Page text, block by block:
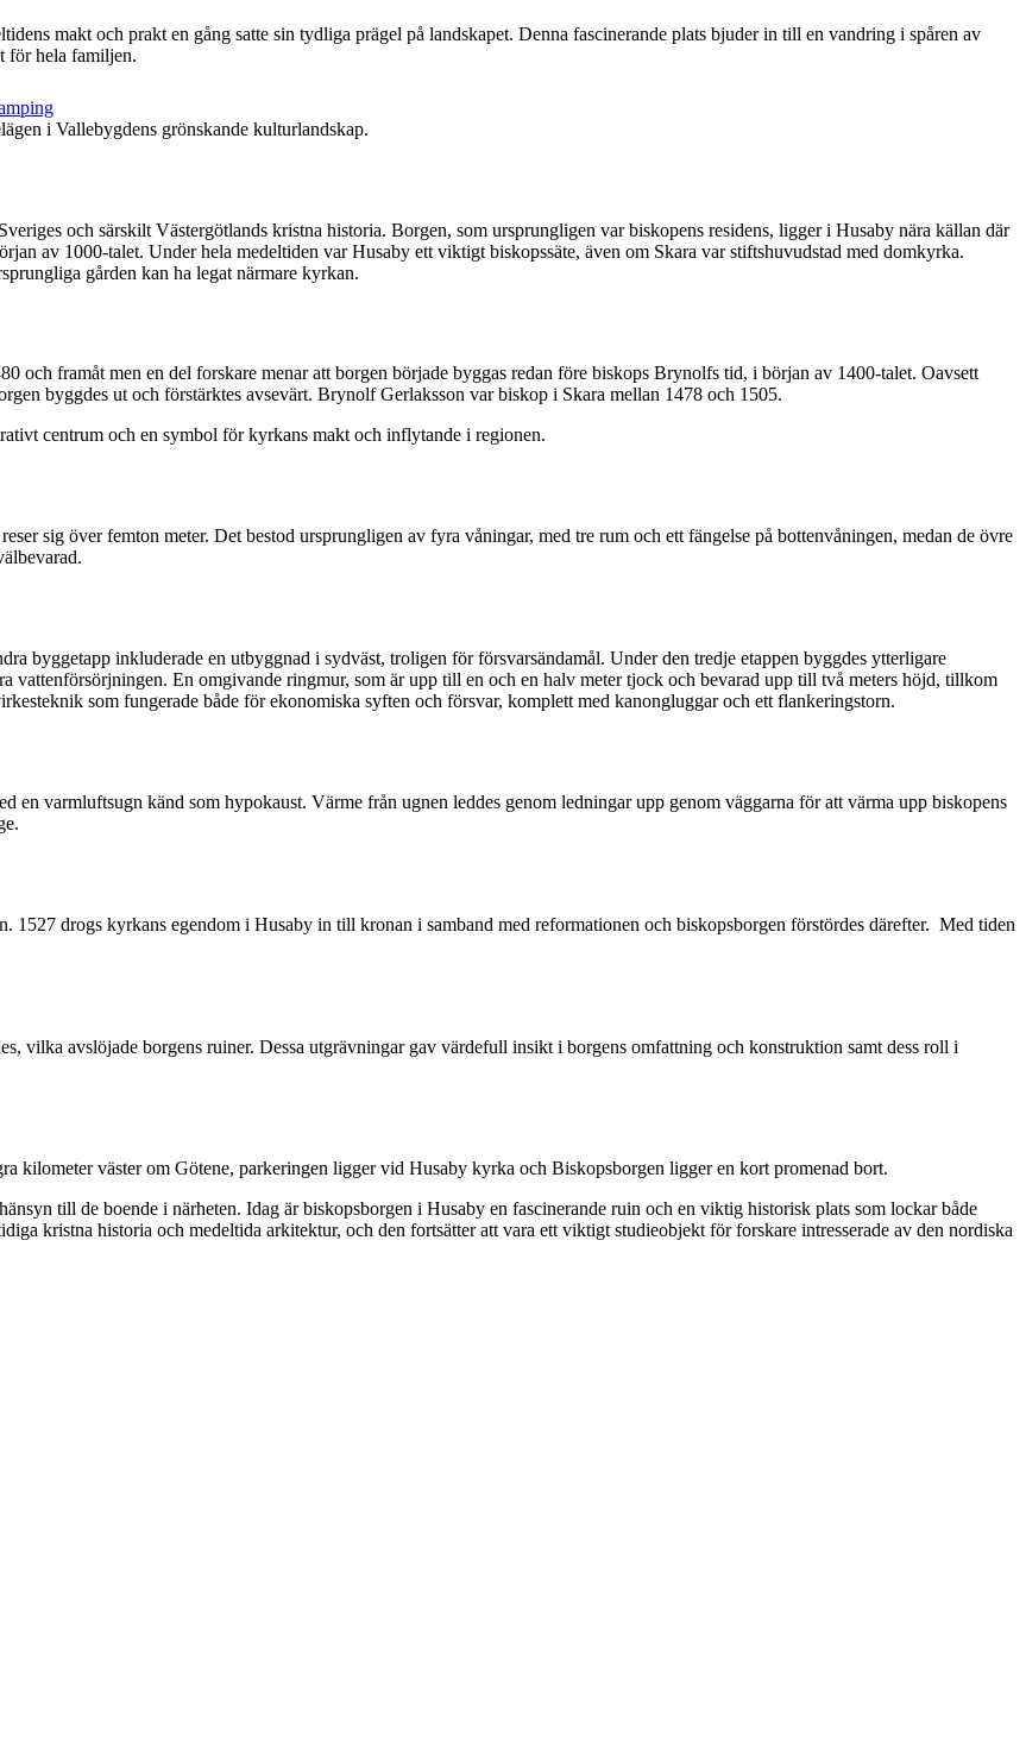
makt och prakt en gång satte sin tydliga prägel på landskapet. Denna fascinerande plats bjuder in till en vandring i spåren av
för hela familjen.
i Vallebygdens grönskande kulturlandskap.
och särskilt Västergötlands kristna historia. Borgen, som ursprungligen var biskopens residens, ligger i Husaby nära källan där
av 1000-talet. Under hela medeltiden var Husaby ett viktigt biskopssäte, även om Skara var stiftshuvudstad med domkyrka.
gården kan ha legat närmare kyrkan.
och framåt men en del forskare menar att borgen började byggas redan före biskops Brynolfs tid, i början av 1400-talet. Oavsett
byggdes ut och förstärktes avsevärt. Brynolf Gerlaksson var biskop i Skara mellan 1478 och 1505.
centrum och en symbol för kyrkans makt och inflytande i regionen.
sig över femton meter. Det bestod ursprungligen av fyra våningar, med tre rum och ett fängelse på bottenvåningen, medan de övre
byggetapp inkluderade en utbyggnad i sydväst, troligen för försvarsändamål. Under den tredje etappen byggdes ytterligare
vattenförsörjningen. En omgivande ringmur, som är upp till en och en halv meter tjock och bevarad upp till två meters höjd, tillkom
som fungerade både för ekonomiska syften och försvar, komplett med kanongluggar och ett flankeringstorn.
en varmluftsugn känd som hypokaust. Värme från ugnen leddes genom ledningar upp genom väggarna för att värma upp biskopens
drogs kyrkans egendom i Husaby in till kronan i samband med reformationen och biskopsborgen förstördes därefter. Med tiden
vilka avslöjade borgens ruiner. Dessa utgrävningar gav värdefull insikt i borgens omfattning och konstruktion samt dess roll i
kilometer väster om Götene, parkeringen ligger vid Husaby kyrka och Biskopsborgen ligger en kort promenad bort.
till de boende i närheten. Idag är biskopsborgen i Husaby en fascinerande ruin och en viktig historisk plats som lockar både
kristna historia och medeltida arkitektur, och den fortsätter att vara ett viktigt studieobjekt för forskare intresserade av den nordiska